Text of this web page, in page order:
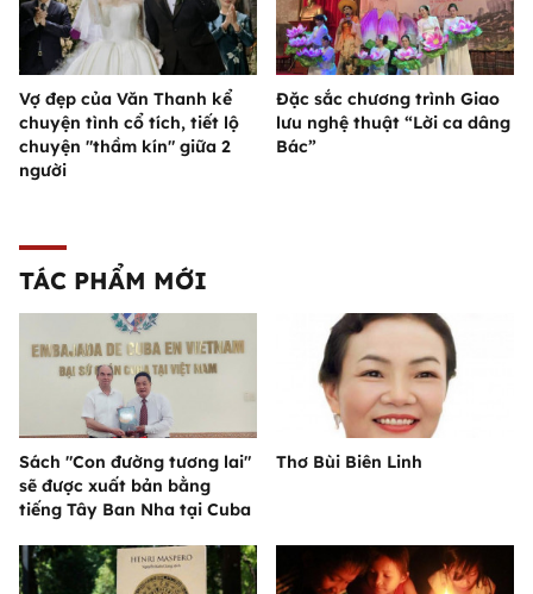
Vợ đẹp của Văn Thanh kể
chuyện tình cổ tích, tiết lộ
chuyện "thầm kín" giữa 2
người
Đặc sắc chương trình Giao
lưu nghệ thuật “Lời ca dâng
Bác”
TÁC PHẨM MỚI
Sách "Con đường tương lai"
sẽ được xuất bản bằng
tiếng Tây Ban Nha tại Cuba
Thơ Bùi Biên Linh